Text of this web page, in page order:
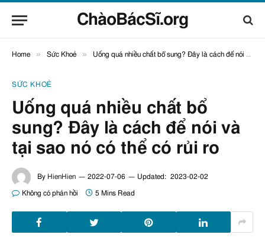
ChàoBácSĩ.org
Home » Sức Khoẻ » Uống quá nhiều chất bổ sung? Đây là cách để nói và tại sao nó có thể có rủi ro
SỨC KHOẺ
Uống quá nhiều chất bổ
sung? Đây là cách để nói và
tại sao nó có thể có rủi ro
By HienHien 2022-07-06 Updated: 2023-02-02
Không có phản hồi 5 Mins Read